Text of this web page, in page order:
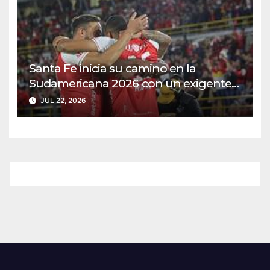
Santa Fe inicia su camino en la
Sudamericana 2026 con un exigente
duelo ante Caracas
JUL 22, 2026